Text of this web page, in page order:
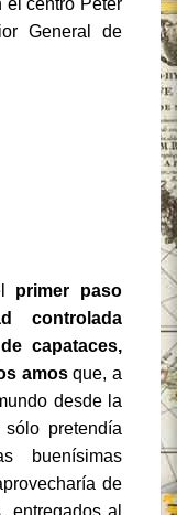
el centro Peter
General de
primer paso
controlada
capataces,
amosque, a
desde la
pretendía
buenísimas
de
al